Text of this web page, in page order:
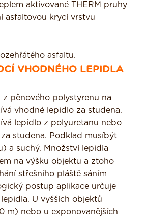
aktivované THERM pruhy
asfaltovou krycí vrstvu
asfaltu.
VHODNÉHO LEPIDLA
z pěnového polystyrenu na
vhodné lepidlo za studena.
lepidlo z polyuretanu nebo
studena. Podklad musíbýt
a suchý. Množství lepidla
na výšku objektu a ztoho
střešního pláště sáním
postup aplikace určuje
U vyšších objektů
m) nebo u exponovanějších